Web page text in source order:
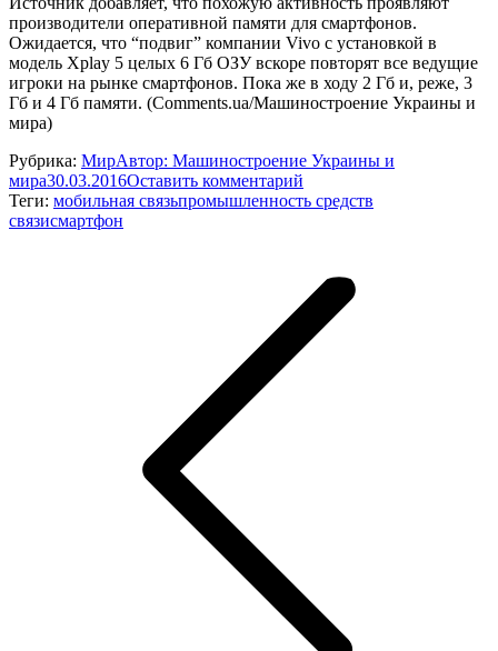
производители оперативной памяти для смартфонов.
Ожидается, что “подвиг” компании Vivo с установкой в
модель Xplay 5 целых 6 Гб ОЗУ вскоре повторят все ведущие
игроки на рынке смартфонов. Пока же в ходу 2 Гб и, реже, 3
Гб и 4 Гб памяти. (Comments.ua/Машиностроение Украины и
мира)
Рубрика: МирАвтор: Машиностроение Украины и
мира30.03.2016Оставить комментарий
Теги: мобильная связьпромышленность средств
связисмартфон